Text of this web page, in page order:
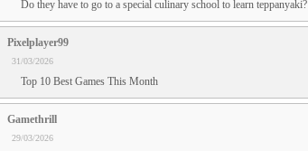
Do they have to go to a special culinary school to learn teppanyaki?
Pixelplayer99
31/03/2026
Top 10 Best Games This Month
Gamethrill
29/03/2026